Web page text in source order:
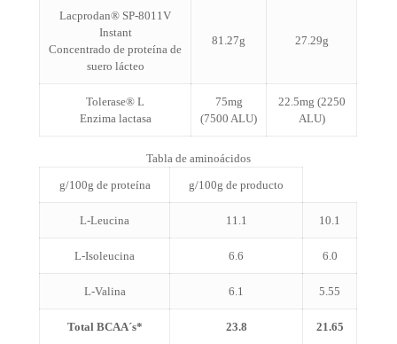
Lacprodan® SP-8011V
Instant
Concentrado de proteína de
suero lácteo
81.27g 27.29g
Tolerase® L
Enzima lactasa
75mg
(7500 ALU)
22.5mg (2250
ALU)
Tabla de aminoácidos
g/100g de proteína
g/100g de producto
L-Leucina 11.1 10.1
L-Isoleucina 6.6 6.0
L-Valina 6.1 5.55
Total BCAA´s* 23.8 21.65